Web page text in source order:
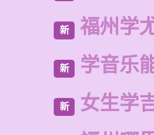
新 福州学
新 学音乐
新 女生学